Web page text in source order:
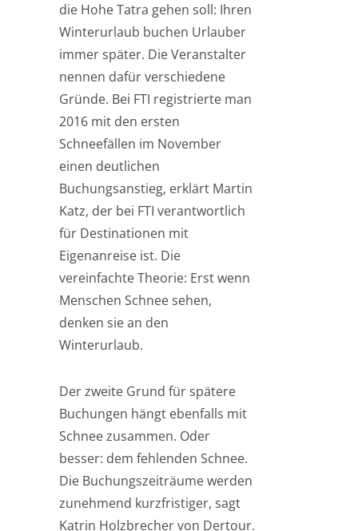
die Hohe Tatra gehen soll: Ihren
Winterurlaub buchen Urlauber
immer später. Die Veranstalter
nennen dafür verschiedene
Gründe. Bei FTI registrierte man
2016 mit den ersten
Schneefällen im November
einen deutlichen
Buchungsanstieg, erklärt Martin
Katz, der bei FTI verantwortlich
für Destinationen mit
Eigenanreise ist. Die
vereinfachte Theorie: Erst wenn
Menschen Schnee sehen,
denken sie an den
Winterurlaub.
Der zweite Grund für spätere
Buchungen hängt ebenfalls mit
Schnee zusammen. Oder
besser: dem fehlenden Schnee.
Die Buchungszeiträume werden
zunehmend kurzfristiger, sagt
Katrin Holzbrecher von Dertour.